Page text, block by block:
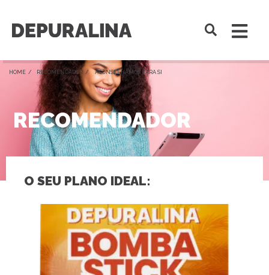
HOME / RECOMENDADOR / ACONSELHAMOS PARA SI
RECOMENDADOR
O SEU PLANO IDEAL: